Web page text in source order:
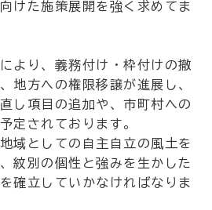
けた施策展開を強く求めてま
より、義務付け・枠付けの撤
地方への権限移譲が進展し、
し項目の追加や、市町村への
定されております。
域としての自主自立の風土を
紋別の個性と強みを生かした
確立していかなければなりま